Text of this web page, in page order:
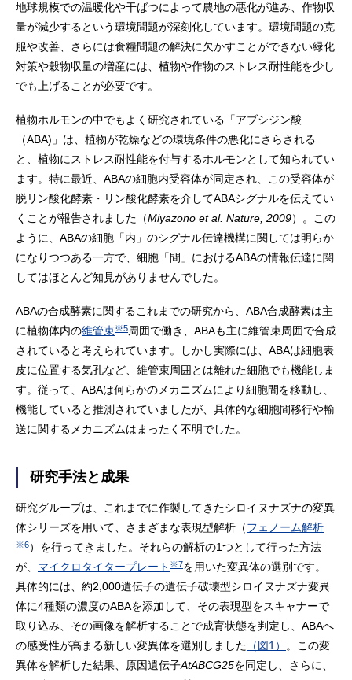
地球規模での温暖化や干ばつによって農地の悪化が進み、作物収
量が減少するという環境問題が深刻化しています。環境問題の克
服や改善、さらには食糧問題の解決に欠かすことができない緑化
対策や穀物収量の増産には、植物や作物のストレス耐性能を少し
でも上げることが必要です。
植物ホルモンの中でもよく研究されている「アブシジン酸
（ABA)」は、植物が乾燥などの環境条件の悪化にさらされる
と、植物にストレス耐性能を付与するホルモンとして知られてい
ます。特に最近、ABAの細胞内受容体が同定され、この受容体が
脱リン酸化酵素・リン酸化酵素を介してABAシグナルを伝えてい
くことが報告されました（Miyazono et al. Nature, 2009）。この
ように、ABAの細胞「内」のシグナル伝達機構に関しては明らか
になりつつある一方で、細胞「間」におけるABAの情報伝達に関
してはほとんど知見がありませんでした。
ABAの合成酵素に関するこれまでの研究から、ABA合成酵素は主
に植物体内の維管束※5周囲で働き、ABAも主に維管束周囲で合成
されていると考えられています。しかし実際には、ABAは細胞表
皮に位置する気孔など、維管束周囲とは離れた細胞でも機能しま
す。従って、ABAは何らかのメカニズムにより細胞間を移動し、
機能していると推測されていましたが、具体的な細胞間移行や輸
送に関するメカニズムはまったく不明でした。
研究手法と成果
研究グループは、これまでに作製してきたシロイヌナズナの変異
体シリーズを用いて、さまざまな表現型解析（フェノーム解析
※6）を行ってきました。それらの解析の1つとして行った方法
が、 マイクロタイタープレート ※7を用いた変異体の選別です。
具体的には、約2,000遺伝子の遺伝子破壊型シロイヌナズナ変異
体に4種類の濃度のABAを添加して、その表現型をスキャナーで
取り込み、その画像を解析することで成育状態を判定し、ABAへ
の感受性が高まる新しい変異体を選別しました （図1）
。この変
異体を解析した結果、原因遺伝子AtABCG25を同定し、さらに、